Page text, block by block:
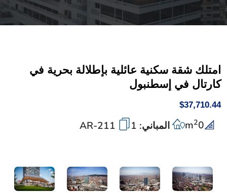
امتلك شقة سكنية عائلية بإطلالة بحرية في
كارتال في إسطنبول
$37,710.44
0
m2 المباني: 1